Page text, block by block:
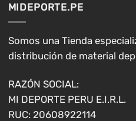
se
pueden
elegir
en
página
de
producto
MIDEPORTE.PE
Somos una Tienda
distribución de material
RAZÓN SOCIAL:
MI DEPORTE PERU E.I.R.L.
RUC: 20608922114